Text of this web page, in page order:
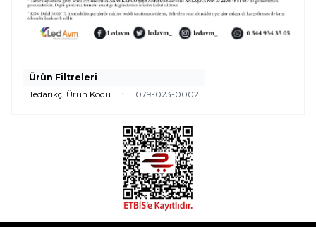
Ürün Filtreleri
Tedarikçi Ürün Kodu
: 079-023-0002